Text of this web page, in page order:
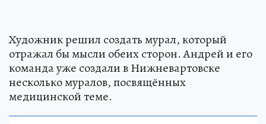
Художник решил создать мурал, который
отражал бы мысли обеих сторон. Андрей и его
команда уже создали в Нижневартовске
несколько муралов, посвящённых
медицинской теме.